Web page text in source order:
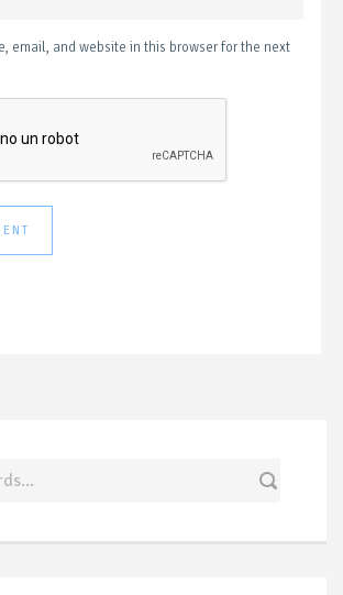
email, and website in this browser for the next